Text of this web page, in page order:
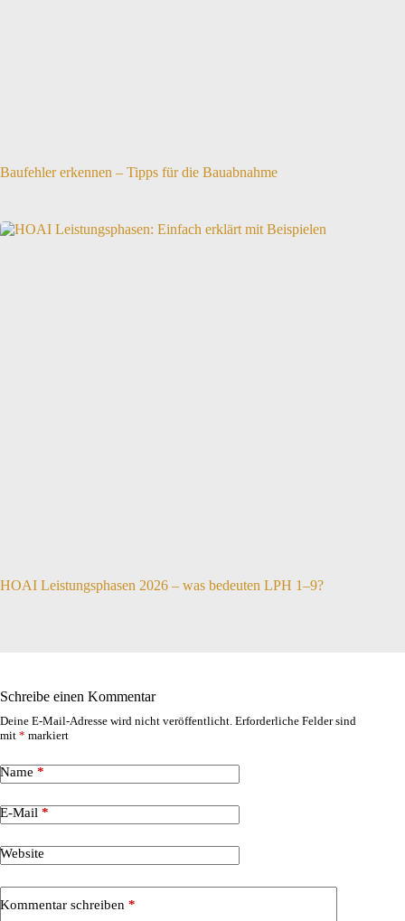
Baufehler erkennen – Tipps für die Bauabnahme
HOAI Leistungsphasen 2026 – was bedeuten LPH 1–9?
Schreibe einen Kommentar
Deine E-Mail-Adresse wird nicht veröffentlicht. Erforderliche Felder sind
mit * markiert
Name *
E-Mail *
Website
Kommentar schreiben *